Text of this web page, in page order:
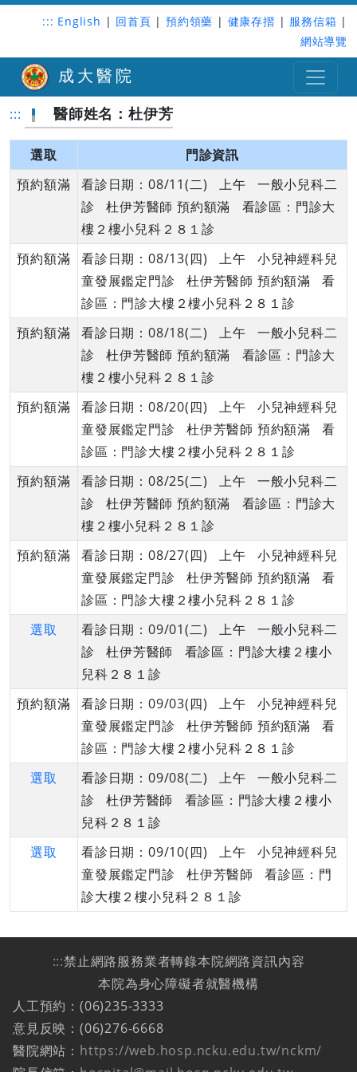
::: English | 回首頁 | 預約領藥 | 健康存摺 | 服務信箱 |
網站導覽
成大醫院
::: 醫師姓名：杜伊芳
選取
門診資訊
預約額滿
看診日期：08/11(二) 上午 一般小兒科二
診 杜伊芳醫師 預約額滿 看診區：門診大
樓２樓小兒科２８１診
預約額滿
看診日期：08/13(四) 上午 小兒神經科兒
童發展鑑定門診 杜伊芳醫師 預約額滿 看
診區：門診大樓２樓小兒科２８１診
預約額滿
看診日期：08/18(二) 上午 一般小兒科二
診 杜伊芳醫師 預約額滿 看診區：門診大
樓２樓小兒科２８１診
預約額滿
看診日期：08/20(四) 上午 小兒神經科兒
童發展鑑定門診 杜伊芳醫師 預約額滿 看
診區：門診大樓２樓小兒科２８１診
預約額滿
看診日期：08/25(二) 上午 一般小兒科二
診 杜伊芳醫師 預約額滿 看診區：門診大
樓２樓小兒科２８１診
預約額滿
看診日期：08/27(四) 上午 小兒神經科兒
童發展鑑定門診 杜伊芳醫師 預約額滿 看
診區：門診大樓２樓小兒科２８１診
選取
看診日期：09/01(二) 上午 一般小兒科二
診 杜伊芳醫師 看診區：門診大樓２樓小
兒科２８１診
預約額滿
看診日期：09/03(四) 上午 小兒神經科兒
童發展鑑定門診 杜伊芳醫師 預約額滿 看
診區：門診大樓２樓小兒科２８１診
選取
看診日期：09/08(二) 上午 一般小兒科二
診 杜伊芳醫師 看診區：門診大樓２樓小
兒科２８１診
選取
看診日期：09/10(四) 上午 小兒神經科兒
童發展鑑定門診 杜伊芳醫師 看診區：門
診大樓２樓小兒科２８１診
:::禁止網路服務業者轉錄本院網路資訊內容
本院為身心障礙者就醫機構
人工預約：(06)235-3333
意見反映：(06)276-6668
醫院網站： https://web.hosp.ncku.edu.tw/nckm/